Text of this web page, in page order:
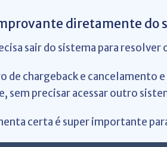
diretamente do
sair do sistema para resolver
de chargeback e cancelamento
sem precisar acessar outro
certa é super importante